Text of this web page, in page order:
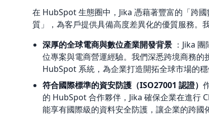
在 HubSpot 生態圈中，Jika 憑藉著豐富的「跨
質」，為客戶提供具備高度差異化的優質服務。
深厚的全球電商與數位產業開發背景 ：Jika
位專案與電商營運經驗。我們深悉跨境商務的
HubSpot 系統，為企業打造開拓全球市場的穩
符合國際標準的資安防護（ISO27001 認證）
的 HubSpot 合作夥伴，Jika 確保企業在進行
能享有國際級的資料安全防護，讓企業的跨國